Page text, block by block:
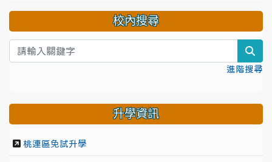
校內搜尋
進階搜尋
升學資訊
桃連區免試升學